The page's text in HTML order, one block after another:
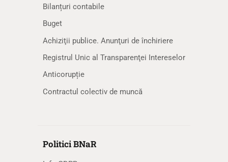
Bilanțuri contabile
Buget
Achiziţii publice. Anunţuri de închiriere
Registrul Unic al Transparenţei Intereselor
Anticorupție
Contractul colectiv de muncă
Politici BNaR